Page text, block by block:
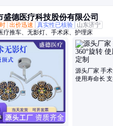
盛德医疗科技股份有限公司
出价迅速 真实性已核验
山东济宁
疗推车、无影灯、手术床、护理床
源头厂家 手
使用寿命长 支